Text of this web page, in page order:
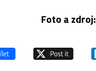
Foto a zdroj: